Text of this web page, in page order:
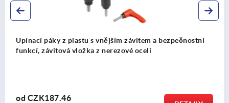
a bezpečnostní
oceli
Upínací páka z plastu, s
upínací síly, se závitovou
CZK665.52